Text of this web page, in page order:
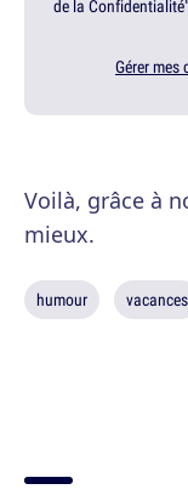
de la
Gérer mes
Voilà, grâce à
mieux.
humour vacances